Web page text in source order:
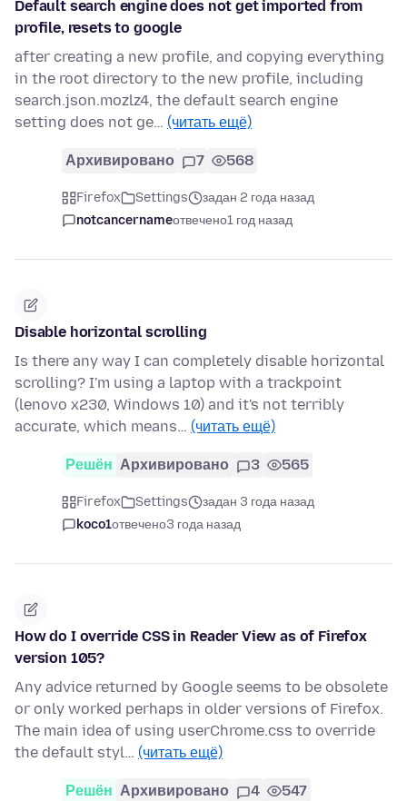
Default search engine does not get imported from
profile, resets to google
after creating a new profile, and copying everything
in the root directory to the new profile, including
search.json.mozlz4, the default search engine
setting does not ge… (читать ещё)
Архивировано 7 568
Firefox Settings
задан 2 года назад
notcancernameотвечено1 год назад
Disable horizontal scrolling
Is there any way I can completely disable horizontal
scrolling? I'm using a laptop with a trackpoint
(lenovo x230, Windows 10) and it's not terribly
accurate, which means… (читать ещё)
Решён Архивировано 3 565
Firefox Settings
задан 3 года назад
koco1отвечено3 года назад
How do I override CSS in Reader View as of Firefox
version 105?
Any advice returned by Google seems to be obsolete
or only worked perhaps in older versions of Firefox.
The main idea of using userChrome.css to override
the default styl… (читать ещё)
Решён Архивировано 4 547